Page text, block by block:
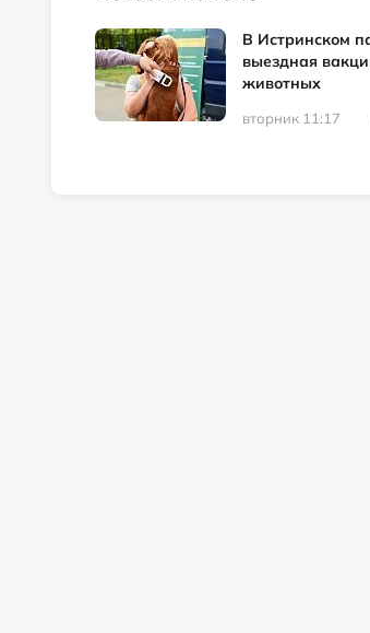
В Истринском
выездная
животных
вторник 11:17